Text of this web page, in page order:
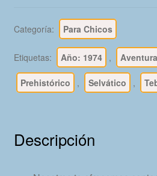
Lan
-
Colección
Completa
–
En
Categoría: Para Chicos
Etiquetas: Año: 1974 , Aventura
Prehistórico , Selvático ,
Descripción